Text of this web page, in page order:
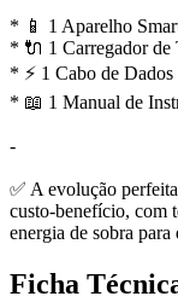
* 📱 1 Aparelho
* 🔌 1 Carregador de
* ⚡ 1 Cabo de
* 📖 1 Manual de
-
✅ A evolução
custo-benefício, com
energia de sobra
Ficha